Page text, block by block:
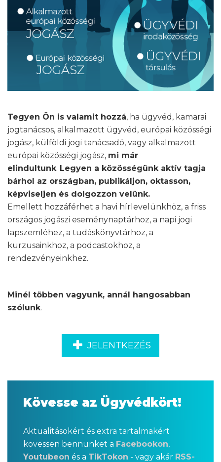
Tegyen Ön is valamit hozzá, ha ügyvéd, kamarai
jogtanácsos, alkalmazott ügyvéd, európai közösségi
jogász, külföldi jogi tanácsadó, vagy alkalmazott
európai közösségi jogász, mi már
elindultunk. Legyen a közösségünk aktív tagja
bárhol az országban, publikáljon, oktasson,
képviseljen és dolgozzon velünk.
Emellett hozzáférhet a havi hírlevelünkhöz, a friss
országos jogászi eseménynaptárhoz, a napi jogi
lapszemléhez, a tudáskönyvtárhoz, a
kurzusainkhoz, a podcastokhoz, a
rendezvényeinkhez.
Minél többen vagyunk, annál hangosabban
szólunk.
JELENTKEZÉS
Kövesse az Ügyvédkört!
Aktualitásokért és extra tartalmakért
kövessen bennünket a Facebookon,
Youtubeon és a TikTokon - vagy akár RSS-